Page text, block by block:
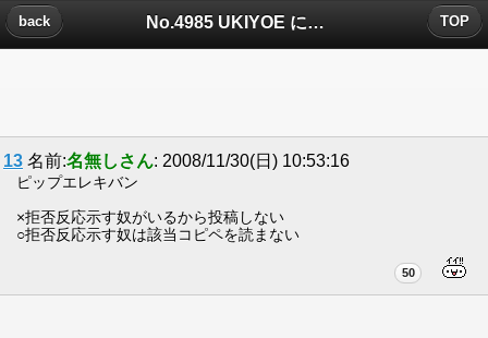
No.4985 UKIYOE についたコメント
back TOP
13 名前:名無しさん: 2008/11/30(日) 10:53:16
ピップエレキバン
×拒否反応示す奴がいるから投稿しない
○拒否反応示す奴は該当コピペを読まない
50